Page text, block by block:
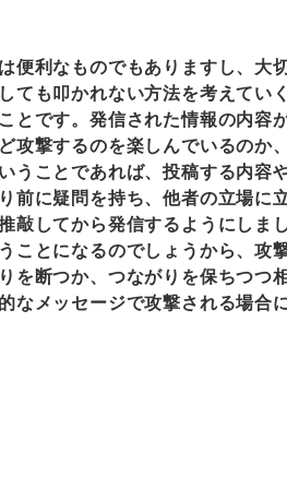
利なものでもありますし、大
ても叩かれない方法を考えてい
とです。発信された情報の内容
攻撃するのを楽しんでいるのか
うことであれば、投稿する内容
前に疑問を持ち、他者の立場に
敲してから発信するようにしま
ことになるのでしょうから、攻
を断つか、つながりを保ちつつ
なメッセージで攻撃される場合